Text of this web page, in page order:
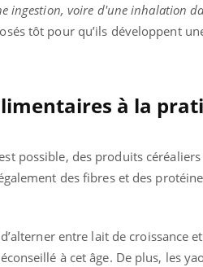
voire d'une inhalation
tôt pour qu’ils développent
à la
possible, des produits
des fibres et des
entre lait de croissance
à cet âge. De plus, les